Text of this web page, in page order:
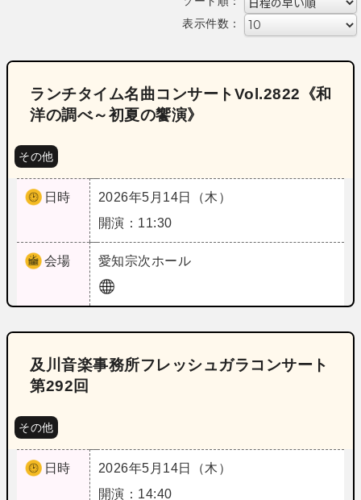
表示件数：
ランチタイム名曲コンサートVol.2822《和
洋の調べ～初夏の饗演》
その他
日時
2026年5月14日（木）
開演：11:30
会場 愛知宗次ホール
及川音楽事務所フレッシュガラコンサート
第292回
その他
日時
2026年5月14日（木）
開演：14:40